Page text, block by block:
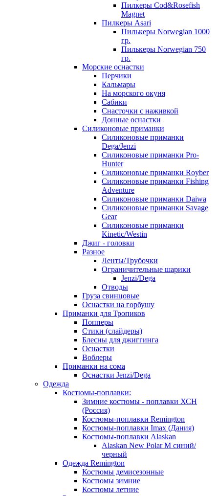
Пилкеры Cod&Rosefish
Magnet
Пилкеры Asari
Пилькеры Norwegian 1000
гр.
Пилькеры Norwegian 750
гр.
Морские оснастки
Перчики
Кальмары
На морского окуня
Сабики
Снасточки с наживкой
Донные оснастки
Силиконовые приманки
Силиконовые приманки
Dega/Jenzi
Силиконовые приманки Pro-
Hunter
Силиконовые приманки Royber
Силиконовые приманки Fishing
Adventure
Силиконовые приманки Daiwa
Силиконовые приманки Savage
Gear
Силиконовые приманки
Kinetic/Westin
Джиг - головки
Разное
Ленты/Трубочки
Ограничительные шарики
Jenzi/Dega
Отводы
Груза свинцовые
Оснастки на горбушу
Приманки для Тропиков
Попперы
Стики (слайдеры)
Блесны для джиггинга
Оснастки
Воблеры
Приманки на сома
Оснастки Jenzi/Dega
Одежда
Костюмы-поплавки:
Зимние костюмы - поплавки ХСН
(Россия)
Костюмы-поплавки Remington
Костюмы-поплавки Imax (Дания)
Костюмы-поплавки Alaskan
Alaskan New Polar M синий/
черный
Одежда Remington
Костюмы демисезонные
Костюмы зимние
Костюмы летние